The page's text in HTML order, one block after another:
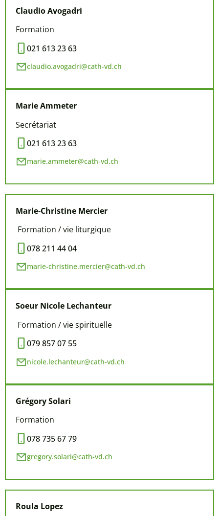
Claudio Avogadri
Formation
021 613 23 63
claudio.avogadri@cath-vd.ch
Marie Ammeter
Secrétariat
021 613 23 63
marie.ammeter@cath-vd.ch
Marie-Christine Mercier
Formation / vie liturgique
078 211 44 04
marie-christine.mercier@cath-vd.ch
Soeur Nicole Lechanteur
Formation / vie spirituelle
079 857 07 55
nicole.lechanteur@cath-vd.ch
Grégory Solari
Formation
078 735 67 79
gregory.solari@cath-vd.ch
Roula Lopez